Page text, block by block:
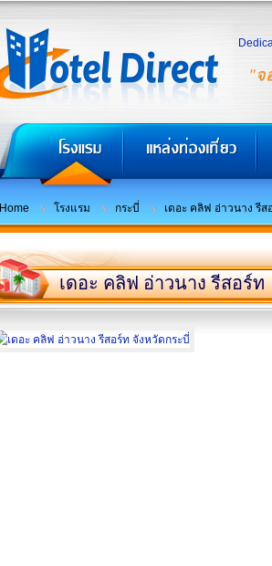
"จ
Home โรงแรม กระบี่ เดอะ คลิฟ อ่าวนาง รีส
เดอะ คลิฟ อ่าวนาง รีสอร์ท